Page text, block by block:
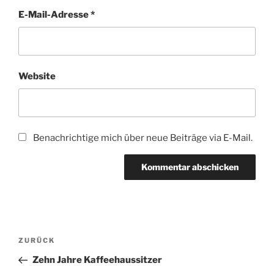
E-Mail-Adresse*
Website
Benachrichtige mich über neue Beiträge via E-Mail.
Beitragsnavigation
Vorheriger
Beitrag
ZURÜCK
Zehn Jahre Kaffeehaussitzer